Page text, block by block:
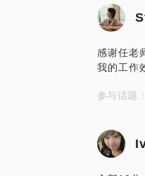
感谢任老
我的工作
参与话题